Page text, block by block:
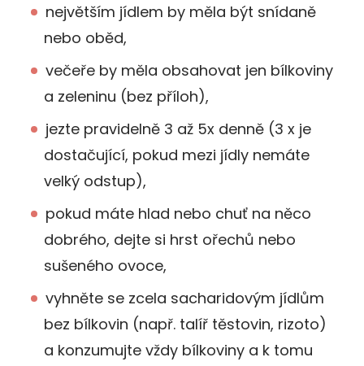
největším jídlem by měla být snídaně
nebo oběd,
večeře by měla obsahovat jen bílkoviny
a zeleninu (bez příloh),
jezte pravidelně 3 až 5x denně (3 x je
dostačující, pokud mezi jídly nemáte
velký odstup),
pokud máte hlad nebo chuť na něco
dobrého, dejte si hrst ořechů nebo
sušeného ovoce,
vyhněte se zcela sacharidovým jídlům
bez bílkovin (např. talíř těstovin, rizoto)
a konzumujte vždy bílkoviny a k tomu